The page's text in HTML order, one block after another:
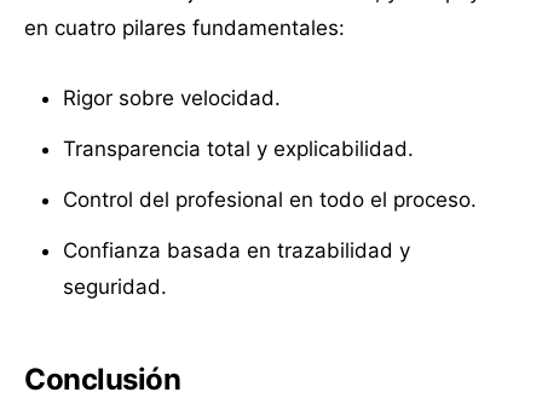
en cuatro pilares fundamentales:
Rigor sobre velocidad.
Transparencia total y explicabilidad.
Control del profesional en todo el proceso.
Confianza basada en trazabilidad y
seguridad.
Conclusión